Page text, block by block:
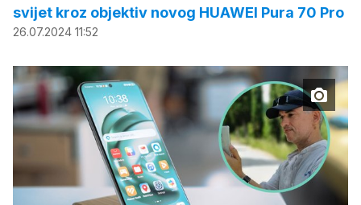
svijet kroz objektiv novog HUAWEI Pura 70 Pro
26.07.2024 11:52